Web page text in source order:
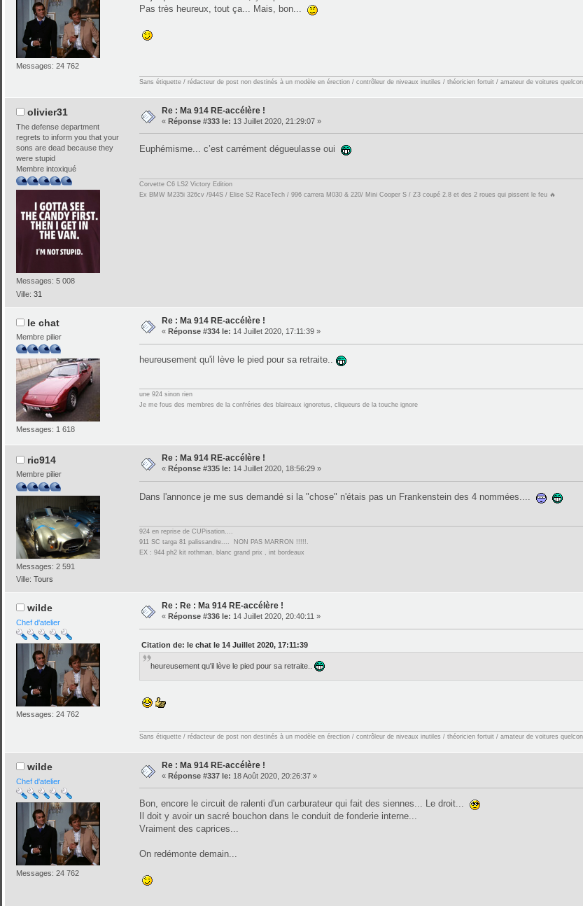
Messages: 24 762
Pas très heureux, tout ça... Mais, bon...
Sans étiquette / rédacteur de post non destinés à un modèle en érection / contrôleur de niveaux inutiles / théoricien fortuit / amateur de voitures
olivier31
The defense department
regrets to inform you that your
sons are dead because they
were stupid
Membre intoxiqué
Messages: 5 008
Ville:31
Re : Ma 914 RE-accélère !
« Réponse #333 le: 13 Juillet 2020, 21:29:07 »
Euphémisme... c’est carrément dégueulasse oui
Corvette C6 LS2 Victory Edition
Ex BMW M235i 326cv /944S / Elise S2 RaceTech / 996 carrera M030 & 220/ Mini Cooper S / Z3 coupé 2.8 et des 2 roues qui pissent le feu 🔥
le chat
Membre pilier
Messages: 1 618
Re : Ma 914 RE-accélère !
« Réponse #334 le: 14 Juillet 2020, 17:11:39 »
heureusement qu'il lève le pied pour sa retraite..
une 924 sinon rien
Je me fous des membres de la confréries des blaireaux ignoretus, cliqueurs de la touche ignore
ric914
Membre pilier
Messages: 2 591
Ville:Tours
Re : Ma 914 RE-accélère !
« Réponse #335 le: 14 Juillet 2020, 18:56:29 »
Dans l'annonce je me sus demandé si la "chose" n'étais pas un Frankenstein des 4 nommées....
924 en reprise de CUPisation....
911 SC targa 81 palissandre.... NON PAS MARRON !!!!!.
EX : 944 ph2 kit rothman, blanc grand prix , int bordeaux
wilde
Chef d'atelier
Messages: 24 762
Re : Re : Ma 914 RE-accélère !
« Réponse #336 le: 14 Juillet 2020, 20:40:11 »
Citation de: le chat le 14 Juillet 2020, 17:11:39
heureusement qu'il lève le pied pour sa retraite..
Sans étiquette / rédacteur de post non destinés à un modèle en érection / contrôleur de niveaux inutiles / théoricien fortuit / amateur de voitures
wilde
Chef d'atelier
Messages: 24 762
Re : Ma 914 RE-accélère !
« Réponse #337 le: 18 Août 2020, 20:26:37 »
Bon, encore le circuit de ralenti d'un carburateur qui fait des siennes... Le droit...
Il doit y avoir un sacré bouchon dans le conduit de fonderie interne...
Vraiment des caprices...
On redémonte demain...